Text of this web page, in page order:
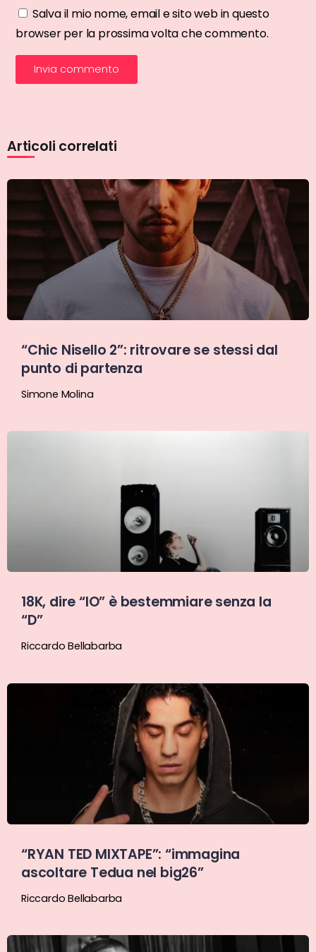
Salva il mio nome, email e sito web in questo
browser per la prossima volta che commento.
Articoli correlati
“Chic Nisello 2”: ritrovare se stessi dal
punto di partenza
Simone Molina
18K, dire “IO” è bestemmiare senza la
“D”
Riccardo Bellabarba
“RYAN TED MIXTAPE”: “immagina
ascoltare Tedua nel big26”
Riccardo Bellabarba